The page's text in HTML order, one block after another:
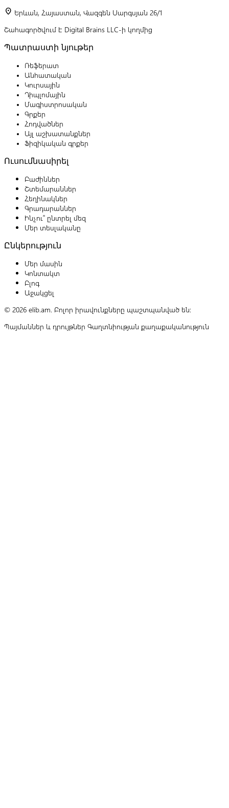
location_on Երևան, Հայաստան, Վազգեն Սարգսյան 26/1
Շահագործվում է Digital Brains LLC-ի կողմից
Պատրաստի նյութեր
Ռեֆերատ
Անհատական
Կուրսային
Դիպլոմային
Մագիստրոսական
Գրքեր
Հոդվածներ
Այլ աշխատանքներ
Ֆիզիկական գրքեր
Ուսումնասիրել
Բաժիններ
Շտեմարաններ
Հեղինակներ
Գրադարաններ
Ինչու՞ ընտրել մեզ
Մեր տեսլականը
Ընկերություն
Մեր մասին
Կոնտակտ
Բլոգ
Աջակցել
© 2026 elib.am. Բոլոր իրավունքները պաշտպանված են:
Պայմաններ և դրույթներ Գաղտնիության քաղաքականություն